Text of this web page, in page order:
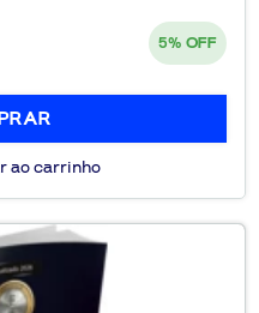
5% OFF
ao carrinho